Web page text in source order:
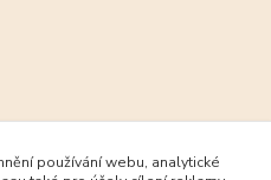
používání webu, analytické